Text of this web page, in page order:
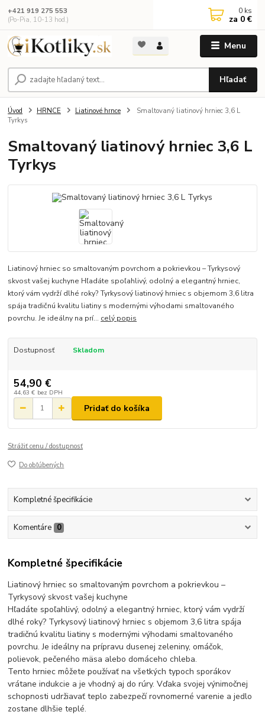
Menu
Hľadať
+421 919 275 553
(Po-Pia, 10-13 hod.)
0 ks
za 0 €
Úvod HRNCE Liatinové hrnce
Smaltovaný liatinový hrniec 3,6 L
Tyrkys
Smaltovaný liatinový hrniec 3,6 L
Tyrkys
Liatinový hrniec so smaltovaným povrchom a pokrievkou – Tyrkysový
skvost vašej kuchyne Hľadáte spoľahlivý, odolný a elegantný hrniec,
ktorý vám vydrží dlhé roky? Tyrkysový liatinový hrniec s objemom 3,6 litra
spája tradičnú kvalitu liatiny s modernými výhodami smaltovaného
povrchu. Je ideálny na prí... celý popis
Dostupnosť Skladom
54,90 €
44,63 € bez DPH
Pridať do košíka
Strážiť cenu / dostupnosť
Do obľúbených
Kompletné špecifikácie
Komentáre 0
Kompletné špecifikácie
Liatinový hrniec so smaltovaným povrchom a pokrievkou –
Tyrkysový skvost vašej kuchyne
Hľadáte spoľahlivý, odolný a elegantný hrniec, ktorý vám vydrží
dlhé roky? Tyrkysový liatinový hrniec s objemom 3,6 litra spája
tradičnú kvalitu liatiny s modernými výhodami smaltovaného
povrchu. Je ideálny na prípravu dusenej zeleniny, omáčok,
polievok, pečeného mäsa alebo domáceho chleba.
Tento hrniec môžete používať na všetkých typoch sporákov
vrátane indukcie a je vhodný aj do rúry. Vďaka svojej výnimočnej
schopnosti udržiavať teplo zabezpečí rovnomerné varenie a jedlo
zostane dlhšie teplé.